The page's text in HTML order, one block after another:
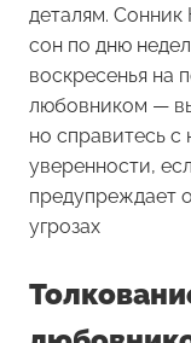
деталям.
сон по дню
воскресенья на
любовником —
но справитесь с
уверенности,
предупреждает
угрозах